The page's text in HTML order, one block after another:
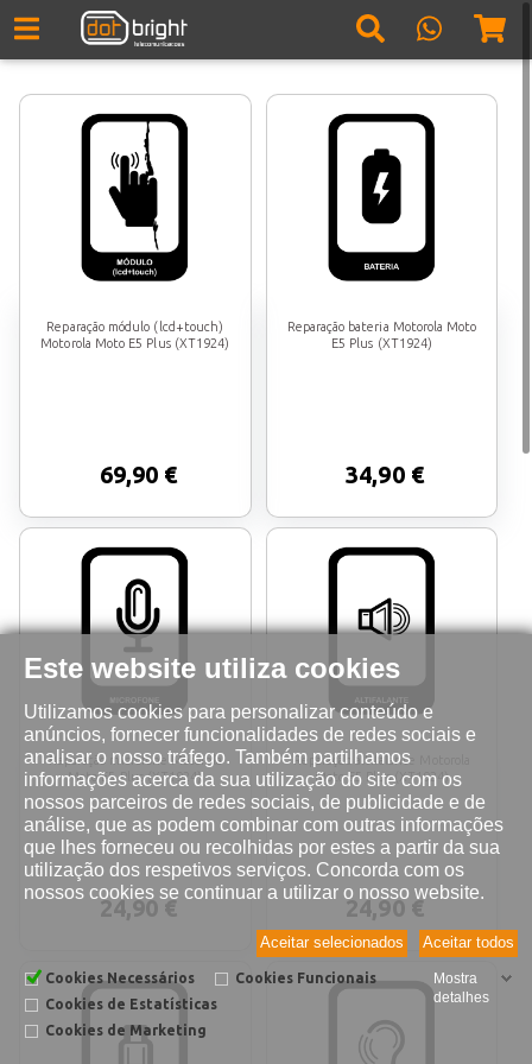
Este website utiliza cookies
Utilizamos cookies para personalizar conteúdo e
anúncios, fornecer funcionalidades de redes sociais e
analisar o nosso tráfego. Também partilhamos
informações acerca da sua utilização do site com os
nossos parceiros de redes sociais, de publicidade e de
análise, que as podem combinar com outras informações
que lhes forneceu ou recolhidas por estes a partir da sua
utilização dos respetivos serviços. Concorda com os
nossos cookies se continuar a utilizar o nosso website.
Aceitar todos
Aceitar selecionados
Cookies Necessários
Cookies Funcionais
Cookies de Estatísticas
Cookies de Marketing
Mostra
detalhes
Reparação módulo (lcd+touch)
Motorola Moto E5 Plus (XT1924)
69,90 €
Reparação bateria Motorola Moto
E5 Plus (XT1924)
34,90 €
Reparação microfone Motorola
Moto E5 Plus (XT1924)
24,90 €
Reparação altifalante Motorola
Moto E5 Plus (XT1924)
24,90 €